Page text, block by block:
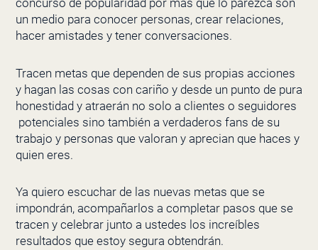
un medio para conocer personas, crear relaciones,
hacer amistades y tener conversaciones.
Tracen metas que dependen de sus propias acciones
y hagan las cosas con cariño y desde un punto de pura
honestidad y atraerán no solo a clientes o seguidores
potenciales sino también a verdaderos fans de su
trabajo y personas que valoran y aprecian que haces y
quien eres.
Ya quiero escuchar de las nuevas metas que se
impondrán, acompañarlos a completar pasos que se
tracen y celebrar junto a ustedes los increíbles
resultados que estoy segura obtendrán.